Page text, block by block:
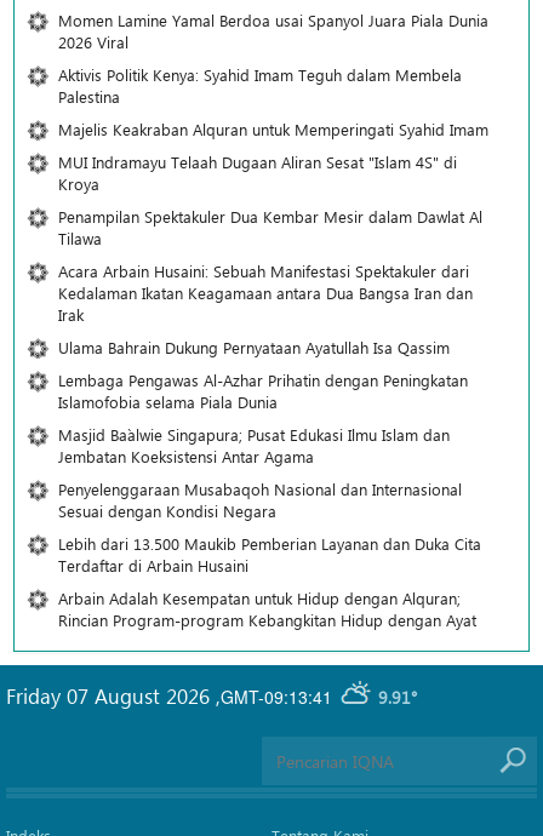
Momen Lamine Yamal Berdoa usai Spanyol Juara Piala Dunia
2026 Viral
Aktivis Politik Kenya: Syahid Imam Teguh dalam Membela
Palestina
Majelis Keakraban Alquran untuk Memperingati Syahid Imam
MUI Indramayu Telaah Dugaan Aliran Sesat "Islam 4S" di
Kroya
Penampilan Spektakuler Dua Kembar Mesir dalam Dawlat Al
Tilawa
Acara Arbain Husaini: Sebuah Manifestasi Spektakuler dari
Kedalaman Ikatan Keagamaan antara Dua Bangsa Iran dan
Irak
Ulama Bahrain Dukung Pernyataan Ayatullah Isa Qassim
Lembaga Pengawas Al-Azhar Prihatin dengan Peningkatan
Islamofobia selama Piala Dunia
Masjid Ba`alwie Singapura; Pusat Edukasi Ilmu Islam dan
Jembatan Koeksistensi Antar Agama
Penyelenggaraan Musabaqoh Nasional dan Internasional
Sesuai dengan Kondisi Negara
Lebih dari 13.500 Maukib Pemberian Layanan dan Duka Cita
Terdaftar di Arbain Husaini
Arbain Adalah Kesempatan untuk Hidup dengan Alquran;
Rincian Program-program Kebangkitan Hidup dengan Ayat
GMT-09:13:41 9.91°
Friday 07 August 2026 ,